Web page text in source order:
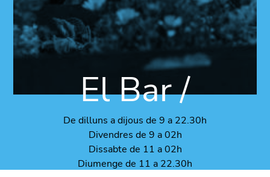
El Bar /
De dilluns a dijous de 9 a 22.30h
Divendres de 9 a 02h
Dissabte de 11 a 02h
Diumenge de 11 a 22.30h